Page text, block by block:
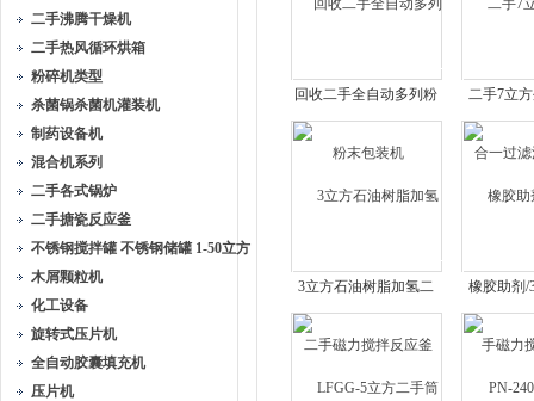
二手沸腾干燥机
二手热风循环烘箱
粉碎机类型
杀菌锅杀菌机灌装机
制药设备机
混合机系列
二手各式锅炉
二手搪瓷反应釜
不锈钢搅拌罐 不锈钢储罐 1-50立方
木屑颗粒机
化工设备
旋转式压片机
全自动胶囊填充机
压片机
回收二手全自动多列粉
末包装机
二手7立
一过滤
3立方石油树脂加氢二
手磁力搅拌反应釜
橡胶助剂/
磁力搅